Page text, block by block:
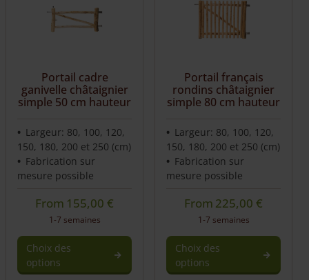
variations.
options
choisies
sur
page
du
produit
Portail cadre
ganivelle châtaignier
simple 50 cm hauteur
Largeur: 80, 100, 120,
150, 180, 200 et 250 (cm)
Fabrication sur
mesure possible
From 155,00€
1-7 semaines
Choix des
options
Portail français
rondins châtaignier
simple 80 cm hauteur
Largeur: 80, 100, 120,
150, 180, 200 et 250 (cm)
Fabrication sur
mesure possible
From 225,00€
1-7 semaines
Choix des
options